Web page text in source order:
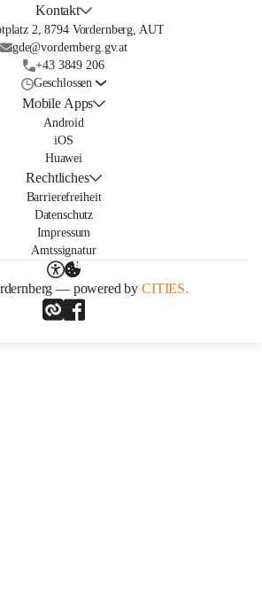
Kontakt
2, 8794 Vordernberg, AUT
gde@vordernberg.gv.at
+43 3849 206
Geschlossen
Mobile Apps
Android
iOS
Huawei
Rechtliches
Barrierefreiheit
Datenschutz
Impressum
Amtssignatur
— powered by CITIES.